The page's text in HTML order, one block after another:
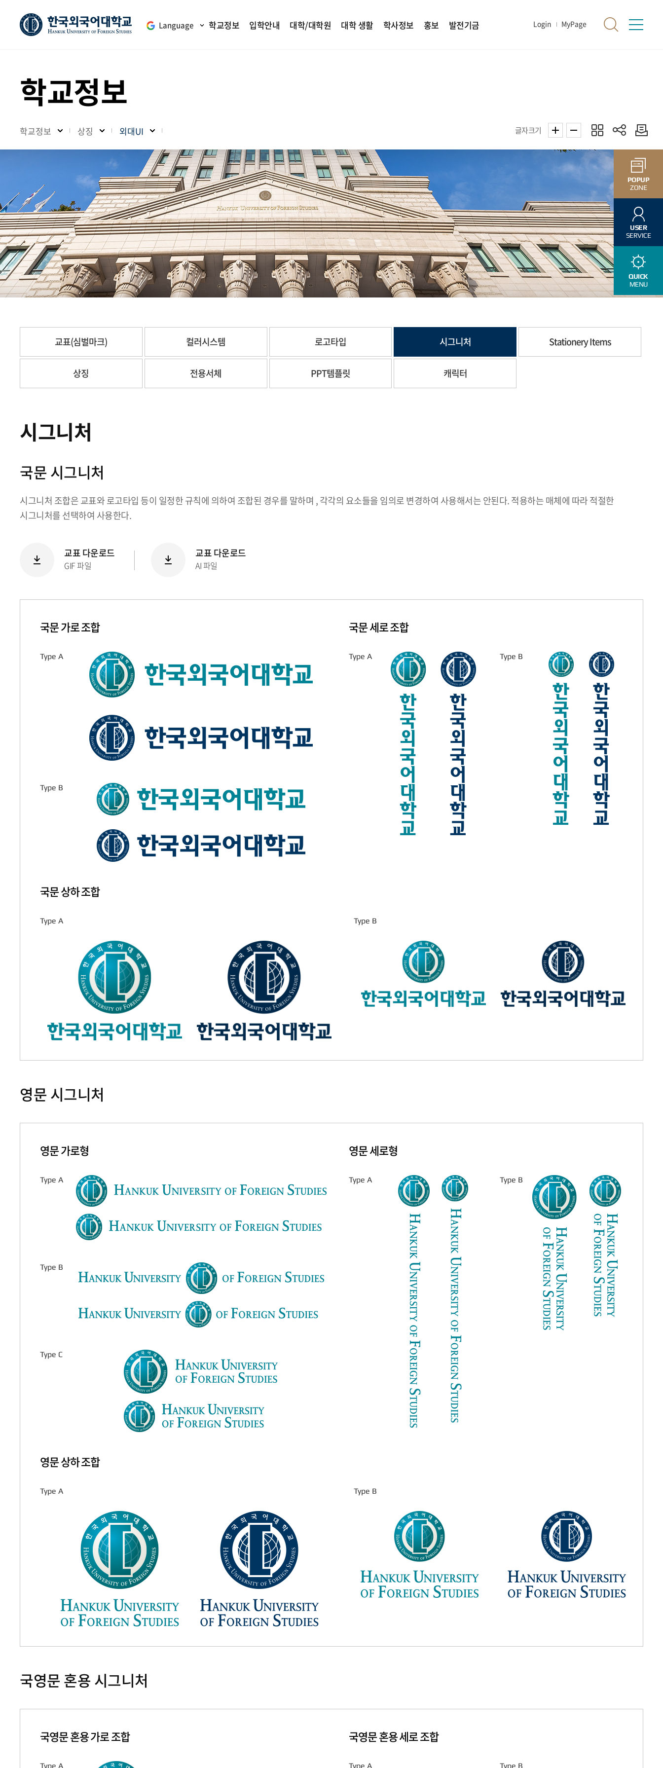
Language 학교정보 입학안내 대학/대학원 대학 생활 학사정보 홍보 발전기금 Login MyPage
POPUP
ZONE
USER
SERVICE
QUICK
MENU
학교정보
학교정보 상징 외대UI 글자크기
교표(심벌마크) 컬러시스템 로고타입 시그니처 Stationery Items
상징 전용서체 PPT템플릿 캐릭터
시그니처
국문 시그니처
시그니처 조합은 교표와 로고타입 등이 일정한 규칙에 의하여 조합된 경우를 말하며 , 각각의 요소들을 임의로 변경하여 사용해서는 안된다. 적용하는 매체에 따라 적절한
시그니처를 선택하여 사용한다.
교표 다운로드
GIF 파일
교표 다운로드
AI 파일
국문 가로 조합
Type A
Type B
국문 세로 조합
Type A Type B
국문 상하 조합
Type A Type B
영문 시그니처
영문 가로형
Type A
Type B
Type C
영문 세로형
Type A Type B
영문 상하 조합
Type A Type B
국영문 혼용 시그니처
국영문 혼용 가로 조합
Type A
국영문 혼용 세로 조합
Type A Type B